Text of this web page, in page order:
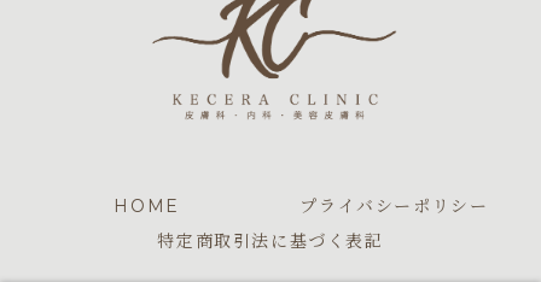
HOME
プライバシーポリシー
特定商取引法に基づく表記